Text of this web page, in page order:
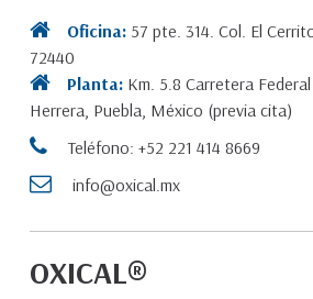
Oficina:57 pte. 314. Col. El
72440
Planta:Km. 5.8 Carretera Federal
Herrera, Puebla, México (previa cita)
Teléfono: +52 221 414 8669
info@oxical.mx
OXICAL®